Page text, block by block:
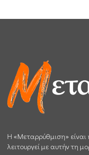
H «Μεταρρύθμιση» είναι
λειτουργεί με αυτήν τη